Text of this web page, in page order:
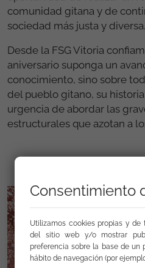
comunidad gitana y de
sociedad más justa y diversa.
Desde la FSG Vitoria
aniversario suponga un
conocimiento, sino sobre
del pueblo gitano, su
urgencia de abordar las
estructurales que azotan a
Consentimiento
Utilizamos cookies propias y de
del sitio web y/o mostrar
preferencia sobre la base de un
hábito de navegación (por